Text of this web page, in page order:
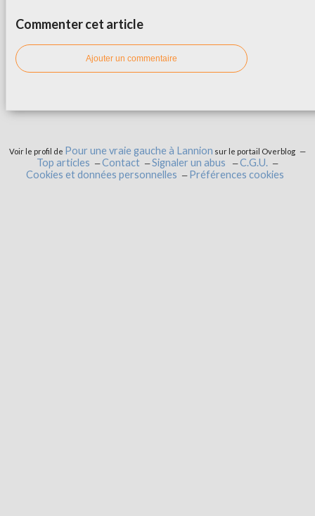
Commenter cet article
Ajouter un commentaire
Voir le profil de Pour une vraie gauche à Lannion sur le portail Overblog
Top articles Contact Signaler un abus
C.G.U.
Cookies et données personnelles
Préférences cookies